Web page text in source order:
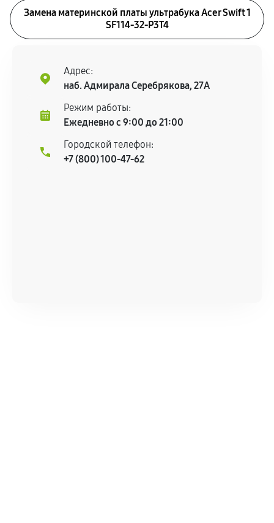
Замена материнской платы ультрабука Acer Swift 1
SF114-32-P3T4
Адрес:
наб. Адмирала Серебрякова, 27А
Режим работы:
Ежедневно с 9:00 до 21:00
Городской телефон:
+7 (800) 100-47-62